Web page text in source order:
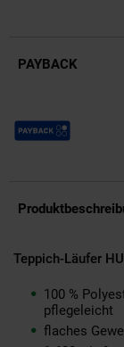
PAYBACK
Payback Punkte
Teppich-Läufer
100 %
pflegeleicht
flaches